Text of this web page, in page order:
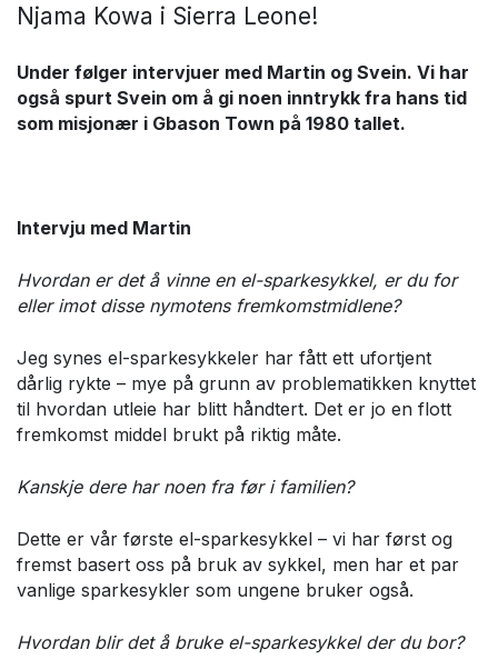
Njama Kowa i Sierra Leone!
Under følger intervjuer med Martin og Svein. Vi har
også spurt Svein om å gi noen inntrykk fra hans tid
som misjonær i Gbason Town på 1980 tallet.
Intervju med Martin
Hvordan er det å vinne en el-sparkesykkel, er du for
eller imot disse nymotens fremkomstmidlene?
Jeg synes el-sparkesykkeler har fått ett ufortjent
dårlig rykte – mye på grunn av problematikken knyttet
til hvordan utleie har blitt håndtert. Det er jo en flott
fremkomst middel brukt på riktig måte.
Kanskje dere har noen fra før i familien?
Dette er vår første el-sparkesykkel – vi har først og
fremst basert oss på bruk av sykkel, men har et par
vanlige sparkesykler som ungene bruker også.
Hvordan blir det å bruke el-sparkesykkel der du bor?